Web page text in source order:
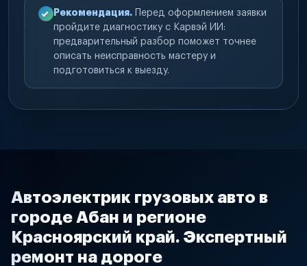
Рекомендация. Перед оформлением заявки
пройдите диагностику с Карвэй ИИ:
предварительный разбор поможет точнее
описать неисправность мастеру и
подготовиться к выезду.
Автоэлектрик грузовых авто в
городе Абан и регионе
Красноярский край. Экспертный
ремонт на дороге